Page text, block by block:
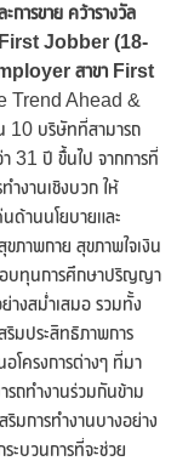
การขาย คว้ารางวัล
First Jobber (18-
สาขา First
Trend Ahead &
10 บริษัทที่สามารถ
31 ปี ขึ้้นไป จากการที่
งานเชิงบวก ให้
ด้านนโยบายและ
าพกาย สุขภาพใจเงิน
อบทุนการศึกษาปริญญา
งสม่ำเสมอ รวมทั้ง
มประสิทธิภาพการ
โครงการต่างๆ ที่มา
ถทำงานร่วมกันข้าม
มการทำงานบางอย่าง
ะบวนการที่จะช่วย